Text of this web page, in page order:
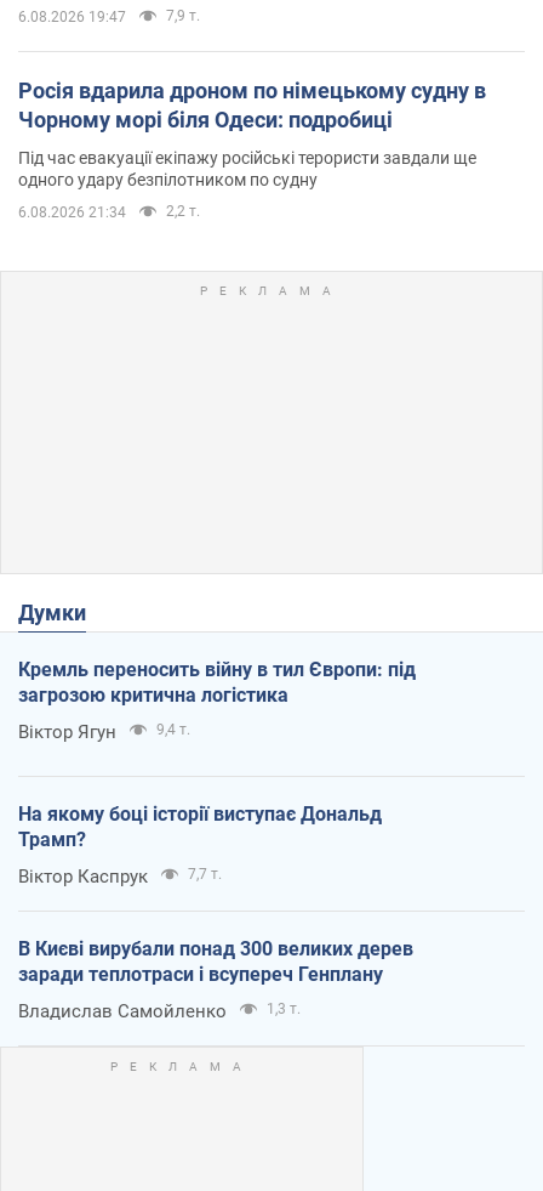
6.08.2026 19:47 7,9 т.
Росія вдарила дроном по німецькому судну в
Чорному морі біля Одеси: подробиці
Під час евакуації екіпажу російські терористи завдали ще
одного удару безпілотником по судну
6.08.2026 21:34 2,2 т.
Думки
Кремль переносить війну в тил Європи: під
загрозою критична логістика
Віктор Ягун 9,4 т.
На якому боці історії виступає Дональд
Трамп?
Віктор Каспрук 7,7 т.
В Києві вирубали понад 300 великих дерев
заради теплотраси і всупереч Генплану
Владислав Самойленко 1,3 т.